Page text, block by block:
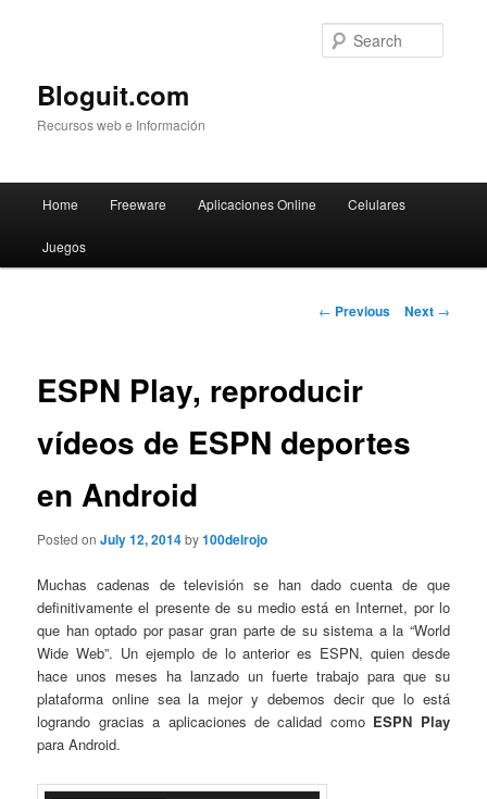
Bloguit.com
Recursos web e Información
Skip
to
Home Freeware Aplicaciones Online Celulares
Juegos
Post
← Previous Next →
ESPN Play, reproducir
vídeos de ESPN deportes
en Android
Posted onJuly 12, 2014by100delrojo
Muchas cadenas de televisión se han dado cuenta de que
definitivamente el presente de su medio está en Internet, por lo
que han optado por pasar gran parte de su sistema a la “World
Wide Web”. Un ejemplo de lo anterior es ESPN, quien desde
hace unos meses ha lanzado un fuerte trabajo para que su
plataforma online sea la mejor y debemos decir que lo está
logrando gracias a aplicaciones de calidad como ESPN Play
para Android.